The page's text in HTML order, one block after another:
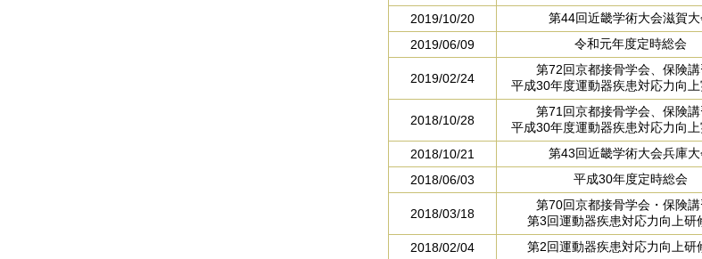
2019/10/20
第44回近畿学術大会滋賀
2019/06/09
令和元年度定時総会
2019/02/24
第72回京都接骨学会、保険
平成30年度運動器疾患対応力向
2018/10/28
第71回京都接骨学会、保険
平成30年度運動器疾患対応力向
2018/10/21
第43回近畿学術大会兵庫
2018/06/03
平成30年度定時総会
2018/03/18
第70回京都接骨学会・保険
第3回運動器疾患対応力向上研
2018/02/04
第2回運動器疾患対応力向上研